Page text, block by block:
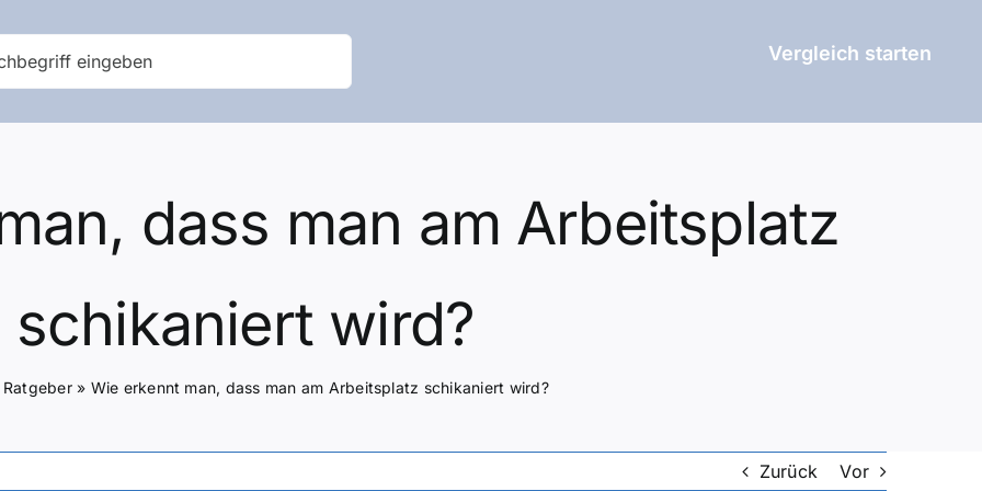
Vergleich starten
dass man am Arbeitsplatz
schikaniert wird?
Ratgeber» Wie erkennt man, dass man am Arbeitsplatz schikaniert wird?
Zurück Vor